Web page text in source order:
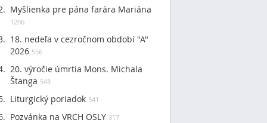
Myšlienka pre pána farára Mariána
1206
18. nedeľa v cezročnom období "A"
2026 556
20. výročie úmrtia Mons. Michala
Štanga 543
Liturgický poriadok 541
Pozvánka na VRCH OSLY 317